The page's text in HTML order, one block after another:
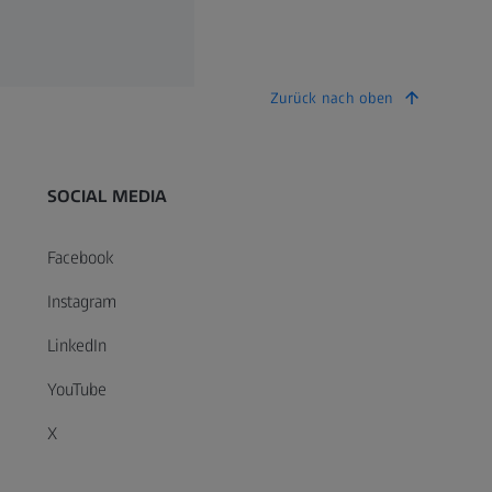
Zurück nach oben
SOCIAL MEDIA
Facebook
Instagram
LinkedIn
YouTube
X